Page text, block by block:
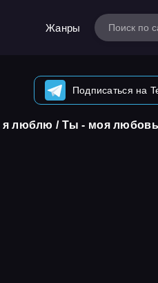
Жанры
Подписаться на
я люблю / Ты - моя любовь